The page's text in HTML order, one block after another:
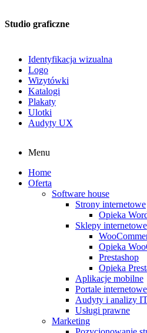
Studio graficzne
Identyfikacja wizualna
Logo
Wizytówki
Katalogi
Plakaty
Ulotki
Audyty UX
Menu
Home
Oferta
Software house
Strony internetowe
Opieka
Sklepy internetowe
Opieka
Prestashop
Opieka
Aplikacje mobilne
Portale internetowe
Audyty i analizy
Usługi prawne
Marketing